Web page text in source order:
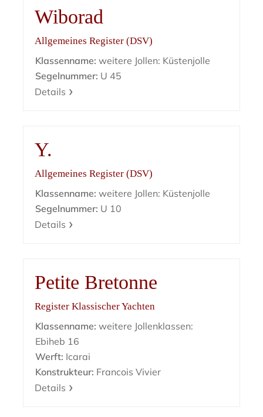
Wiborad
Allgemeines Register (DSV)
Klassenname: weitere Jollen: Küstenjolle
Segelnummer: U 45
Details
Y.
Allgemeines Register (DSV)
Klassenname: weitere Jollen: Küstenjolle
Segelnummer: U 10
Details
Petite Bretonne
Register Klassischer Yachten
Klassenname: weitere Jollenklassen:
Ebiheb 16
Werft: Icarai
Konstrukteur: Francois Vivier
Details